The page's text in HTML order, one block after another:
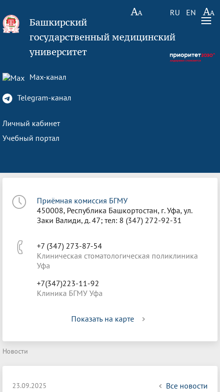
RU EN
Башкирский
государственный медицинский
университет
Max-канал
Telegram-канал
Личный кабинет
Учебный портал
Приёмная комиссия БГМУ
450008, Республика Башкортостан, г. Уфа, ул.
Заки Валиди, д. 47; тел: 8 (347) 272-92-31
+7 (347) 273-87-54
Клиническая стоматологическая поликлиника
Уфа
+7(347)223-11-92
Клиника БГМУ Уфа
Показать на карте
Новости
23.09.2025 Все новости